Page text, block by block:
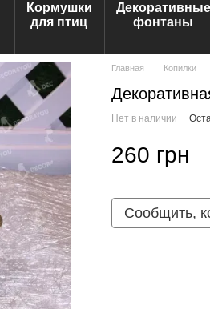
Кормушки
для птиц
Декоративные
фонтаны
Главная Копилки
Нет в наличии
260 грн
Сообщить,